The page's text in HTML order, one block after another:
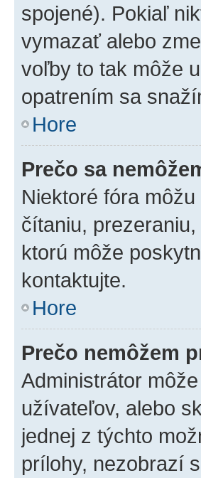
spojené). Pokiaľ
vymazať alebo
voľby to tak môže
opatrením sa
Hore
Prečo sa
Niektoré fóra
čítaniu,
ktorú môže
kontaktujte.
Hore
Prečo nemôžem
Administrátor
užívateľov, alebo
jednej z týchto
prílohy, nezobrazí